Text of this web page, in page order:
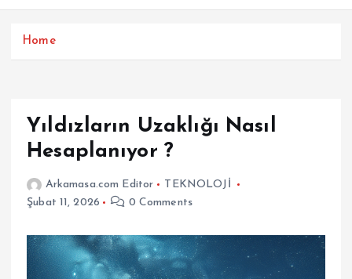
l
Home
Yıldızların Uzaklığı Nasıl
Hesaplanıyor ?
Arkamasa.com Editor
TEKNOLOJİ
Şubat 11, 2026
0 Comments